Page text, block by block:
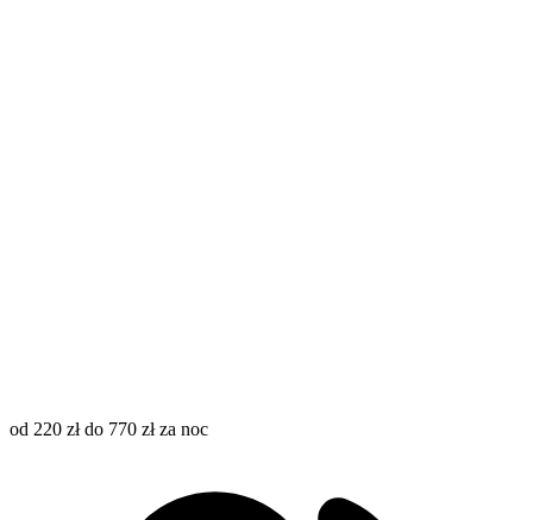
od 220 zł do 770 zł za noc